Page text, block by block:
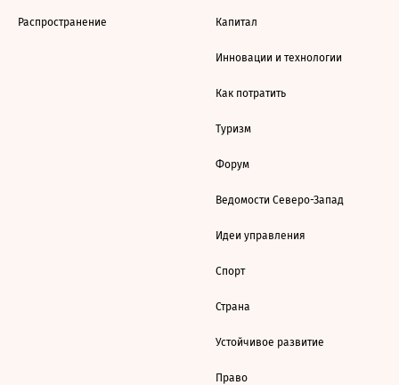
Распространение Капитал
Инновации и технологии
Как потратить
Туризм
Форум
Ведомости Северо-Запад
Идеи управления
Спорт
Страна
Устойчивое развитие
Право